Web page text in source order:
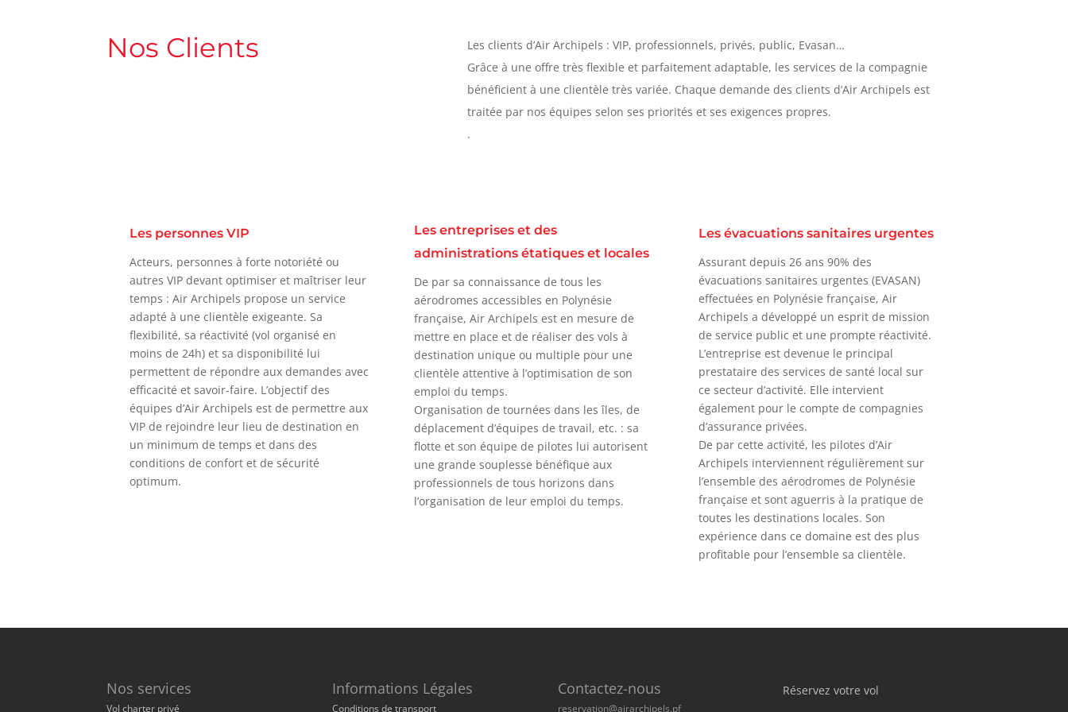
Nos Clients
Les clients d’Air Archipels : VIP, professionnels, privés, public, Evasan…
Grâce à une offre très flexible et parfaitement adaptable, les services de la compagnie
bénéficient à une clientèle très variée. Chaque demande des clients d’Air Archipels est
traitée par nos équipes selon ses priorités et ses exigences propres.
.
Les personnes VIP
Acteurs, personnes à forte notoriété ou
autres VIP devant optimiser et maîtriser leur
temps : Air Archipels propose un service
adapté à une clientèle exigeante. Sa
flexibilité, sa réactivité (vol organisé en
moins de 24h) et sa disponibilité lui
permettent de répondre aux demandes avec
efficacité et savoir-faire. L’objectif des
équipes d’Air Archipels est de permettre aux
VIP de rejoindre leur lieu de destination en
un minimum de temps et dans des
conditions de confort et de sécurité
optimum.
Les entreprises et des
administrations étatiques et locales
De par sa connaissance de tous les
aérodromes accessibles en Polynésie
française, Air Archipels est en mesure de
mettre en place et de réaliser des vols à
destination unique ou multiple pour une
clientèle attentive à l’optimisation de son
emploi du temps.
Organisation de tournées dans les îles, de
déplacement d’équipes de travail, etc. : sa
flotte et son équipe de pilotes lui autorisent
une grande souplesse bénéfique aux
professionnels de tous horizons dans
l’organisation de leur emploi du temps.
Les évacuations sanitaires urgentes
Assurant depuis 26 ans 90% des
évacuations sanitaires urgentes (EVASAN)
effectuées en Polynésie française, Air
Archipels a développé un esprit de mission
de service public et une prompte réactivité.
L’entreprise est devenue le principal
prestataire des services de santé local sur
ce secteur d’activité. Elle intervient
également pour le compte de compagnies
d’assurance privées.
De par cette activité, les pilotes d’Air
Archipels interviennent régulièrement sur
l’ensemble des aérodromes de Polynésie
française et sont aguerris à la pratique de
toutes les destinations locales. Son
expérience dans ce domaine est des plus
profitable pour l’ensemble sa clientèle.
Nos services
Vol charter privé
Informations Légales
Conditions de transport
Contactez-nous
reservation@airarchipels.pf
Réservez votre vol